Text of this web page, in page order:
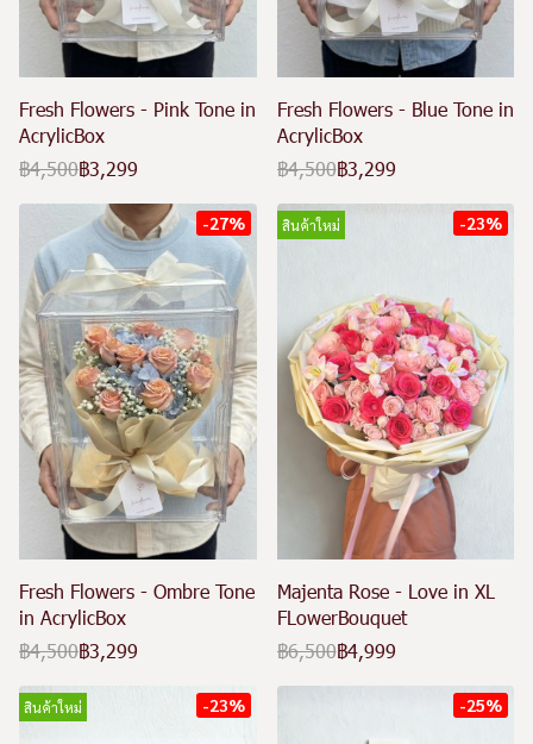
Fresh Flowers - Pink Tone in
AcrylicBox
฿4,500฿3,299
Fresh Flowers - Blue Tone in
AcrylicBox
฿4,500฿3,299
-27%
Fresh Flowers - Ombre Tone
in AcrylicBox
฿4,500฿3,299
สินค้าใหม่ -23%
Majenta Rose - Love in XL
FLowerBouquet
฿6,500฿4,999
สินค้าใหม่ -23% -25%